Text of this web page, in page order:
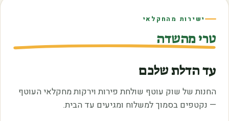
ישירות מהחקלאי
טרי מהשדה
עד הדלת שלכם
החנות של שוק עוטף שולחת פירות וירקות מחקלאי העוטף
— נקטפים בסמוך למשלוח ומגיעים עד הבית.